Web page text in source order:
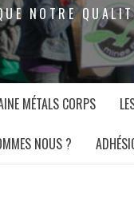
NOTRE
MÉTALS CORPS
NOUS ?